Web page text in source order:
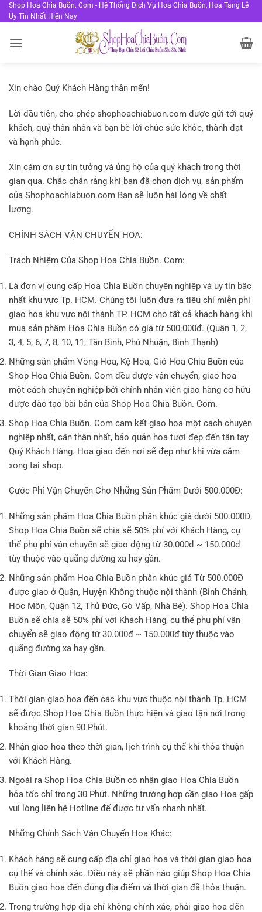
Bỏ
qua
dung
Shop Hoa Chia Buồn. Com - Hệ Thống Dịch Vụ Hoa Chia Buồn, Hoa Tang Lễ
Uy Tín Nhất Hiện Nay
Xin chào Quý Khách Hàng thân mến!
Lời đầu tiên, cho phép shophoachiabuon.com được gửi tới quý
khách, quý thân nhân và bạn bè lời chúc sức khỏe, thành đạt
và hạnh phúc.
Xin cám ơn sự tin tưởng và ủng hộ của quý khách trong thời
gian qua. Chắc chắn rằng khi bạn đã chọn dịch vụ, sản phẩm
của Shophoachiabuon.com Bạn sẽ luôn hài lòng về chất
lượng.
CHÍNH SÁCH VẬN CHUYỂN HOA:
Trách Nhiệm Của Shop Hoa Chia Buồn. Com:
Là đơn vị cung cấp Hoa Chia Buồn chuyên nghiệp và uy tín bậc
nhất khu vực Tp. HCM. Chúng tôi luôn đưa ra tiêu chí miễn phí
giao hoa khu vực nội thành TP. HCM cho tất cả khách hàng khi
mua sản phẩm Hoa Chia Buồn có giá từ 500.000đ. (Quận 1, 2,
3, 4, 5, 6, 7, 8, 10, 11, Tân Bình, Phú Nhuận, Bình Thạnh)
Những sản phẩm Vòng Hoa, Kệ Hoa, Giỏ Hoa Chia Buồn của
Shop Hoa Chia Buồn. Com đều được vận chuyển, giao hoa
một cách chuyên nghiệp bởi chính nhân viên giao hàng cơ hữu
được đào tạo bài bản của Shop Hoa Chia Buồn. Com.
Shop Hoa Chia Buồn. Com cam kết giao hoa một cách chuyên
nghiệp nhất, cẩn thận nhất, bảo quản hoa tươi đẹp đến tận tay
Quý Khách Hàng. Hoa giao đến nơi sẽ đẹp như khi vừa cắm
xong tại shop.
Cước Phí Vận Chuyển Cho Những Sản Phẩm Dưới 500.000Đ:
Những sản phẩm Hoa Chia Buồn phân khúc giá dưới 500.000Đ,
Shop Hoa Chia Buồn sẽ chia sẽ 50% phí với Khách Hàng, cụ
thể phụ phí vận chuyển sẽ giao động từ 30.000đ ~ 150.000đ
tùy thuộc vào quãng đường xa hay gần.
Những sản phẩm Hoa Chia Buồn phân khúc giá Từ 500.000Đ
được giao ở Quận, Huyện Không thuộc nội thành (Bình Chánh,
Hóc Môn, Quận 12, Thủ Đức, Gò Vấp, Nhà Bè). Shop Hoa Chia
Buồn sẽ chia sẽ 50% phí với Khách Hàng, cụ thể phụ phí vận
chuyển sẽ giao động từ 30.000đ ~ 150.000đ tùy thuộc vào
quãng đường xa hay gần.
Thời Gian Giao Hoa:
Thời gian giao hoa đến các khu vực thuộc nội thành Tp. HCM
sẽ được Shop Hoa Chia Buồn thực hiện và giao tận nơi trong
khoảng thời gian 90 Phút.
Nhận giao hoa theo thời gian, lịch trình cụ thể khi thỏa thuận
với Khách Hàng.
Ngoài ra Shop Hoa Chia Buồn có nhận giao Hoa Chia Buồn
hỏa tốc chỉ trong 30 Phút. Những trường hợp cần giao Hoa gấp
vui lòng liên hệ Hotline để được tư vấn nhanh nhất.
Những Chính Sách Vận Chuyển Hoa Khác:
Khách hàng sẽ cung cấp địa chỉ giao hoa và thời gian giao hoa
cụ thể và chính xác. Điều này sẽ phần nào giúp Shop Hoa Chia
Buồn giao hoa đến đúng địa điểm và thời gian đã thỏa thuận.
Trong trường hợp địa chỉ không chính xác, phải giao hoa đến